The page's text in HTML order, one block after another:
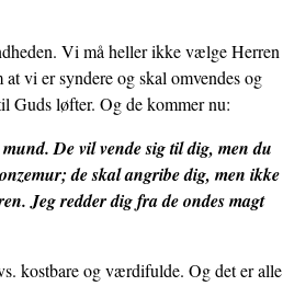
Vi må heller ikke vælge Herren
vi er syndere og skal omvendes og
Guds løfter. Og de kommer nu:
De vil vende sig til dig, men du
de skal angribe dig, men ikke
Jeg redder dig fra de ondes magt
kostbare og værdifulde. Og det er alle